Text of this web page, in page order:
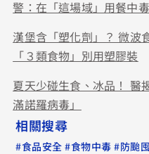
警：在「這場域」用餐中
漢堡含「塑化劑」？ 微波
「３類食物」別用塑膠裝
夏天少碰生食、冰品！ 醫
滿諾羅病毒」
相關搜尋
#食品安全 #食物中毒 #防颱